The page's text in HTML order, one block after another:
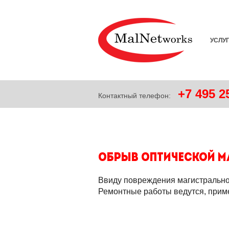
Контактный телефон: +7 495
Обрыв оптической
Ввиду повреждения
Ремонтные работы ведутся,